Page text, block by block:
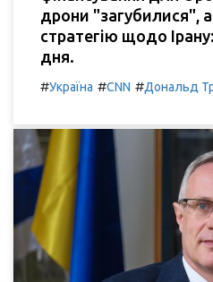
дрони "загубилися",
стратегію щодо
дня.
#Україна #CNN #Дональд